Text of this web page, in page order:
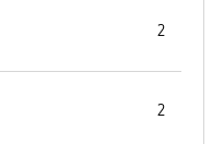
2
2